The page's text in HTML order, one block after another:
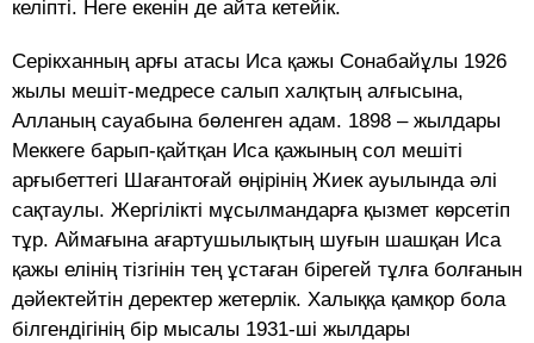
келіпті. Неге екенін де айта кетейік.
Серікханның арғы атасы Иса қажы Сонабайұлы 1926
жылы мешіт-медресе салып халқтың алғысына,
Алланың сауабына бөленген адам. 1898 – жылдары
Меккеге барып-қайтқан Иса қажының сол мешіті
арғыбеттегі Шағантоғай өңірінің Жиек ауылында әлі
сақтаулы. Жергілікті мұсылмандарға қызмет көрсетіп
тұр. Аймағына ағартушылықтың шуғын шашқан Иса
қажы елінің тізгінін тең ұстаған бірегей тұлға болғанын
дәйектейтін деректер жетерлік. Халыққа қамқор бола
білгендігінің бір мысалы 1931-ші жылдары